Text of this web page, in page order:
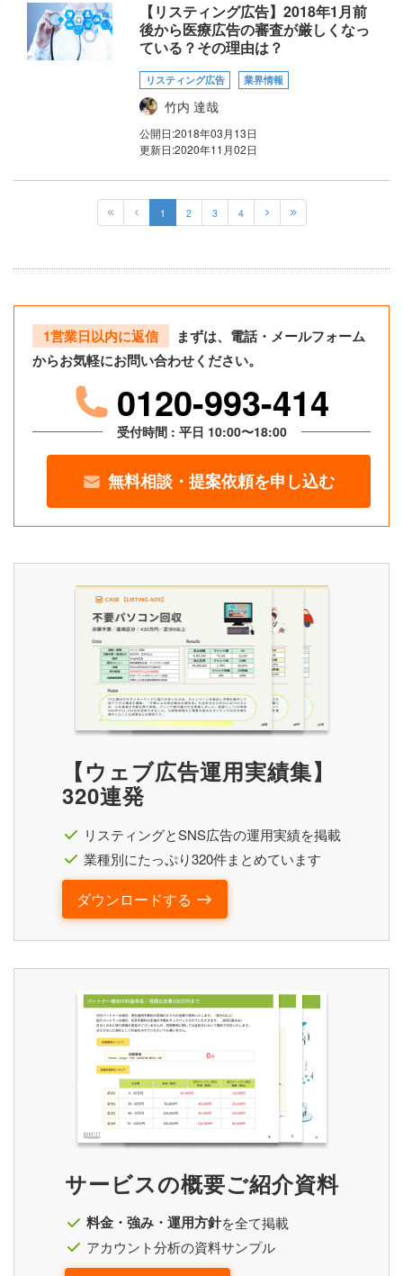
【リスティング広告】2018年1月前
後から医療広告の審査が厳しくなっ
ている？その理由は？
リスティング広告 業界情報
竹内 達哉
公開日:2018年03月13日
更新日:2020年11月02日
1 2 3 4
1営業日以内に返信
まずは、電話・メールフォーム
からお気軽にお問い合わせください。
0120-993-414
受付時間 : 平日 10:00〜18:00
無料相談・提案依頼を申し込む
【ウェブ広告運用実績集】
320連発
リスティングとSNS広告の運用実績を掲載
業種別にたっぷり320件まとめています
ダウンロードする
サービスの概要ご紹介資料
料金・強み・運用方針を全て掲載
アカウント分析の資料サンプル